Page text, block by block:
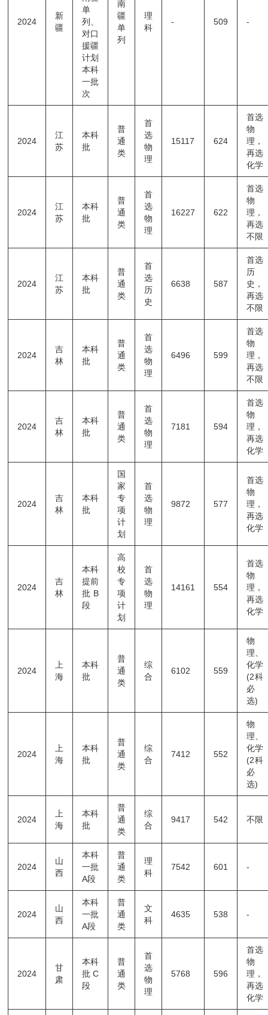
2024
新
疆
单
列、
对口
援疆
计划
本科
一批
次
南
疆
单
列
理
科
- 509 -
2024
江
苏
本科
批
普
通
类
首
选
物
理
15117 624
首选
物
理，
再选
化学
2024
江
苏
本科
批
普
通
类
首
选
物
理
16227 622
首选
物
理，
再选
不限
2024
江
苏
本科
批
普
通
类
首
选
历
史
6638 587
首选
历
史，
再选
不限
2024
吉
林
本科
批
普
通
类
首
选
物
理
6496 599
首选
物
理，
再选
不限
2024
吉
林
本科
批
普
通
类
首
选
物
理
7181 594
首选
物
理，
再选
化学
2024
吉
林
本科
批
国
家
专
项
计
划
首
选
物
理
9872 577
首选
物
理，
再选
化学
2024
吉
林
本科
提前
批B
段
高
校
专
项
计
划
首
选
物
理
14161 554
首选
物
理，
再选
化学
2024
上
海
本科
批
普
通
类
综
合
6102 559
物
理、
化学
(2科
必
选)
2024
上
海
本科
批
普
通
类
综
合
7412 552
物
理、
化学
(2科
必
选)
2024
上
海
本科
批
普
通
类
综
合
9417 542 不限
2024
山
西
本科
一批
A段
普
通
类
理
科
7542 601 -
2024
山
西
本科
一批
A段
普
通
类
文
科
4635 538 -
2024
甘
肃
本科
批C
段
普
通
类
首
选
物
理
5768 596
首选
物
理，
再选
化学